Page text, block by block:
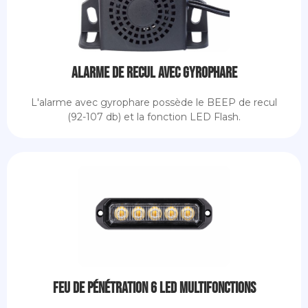
Alarme de recul avec gyrophare
L'alarme avec gyrophare possède le BEEP de recul
(92-107 db) et la fonction LED Flash.
Feu de pénétration 6 LED multifonctions